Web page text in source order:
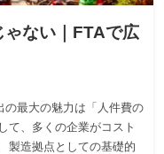
ない｜FTAで広
の最大の魅力は「人件費の
て、多くの企業がコスト
製造拠点としての基礎的